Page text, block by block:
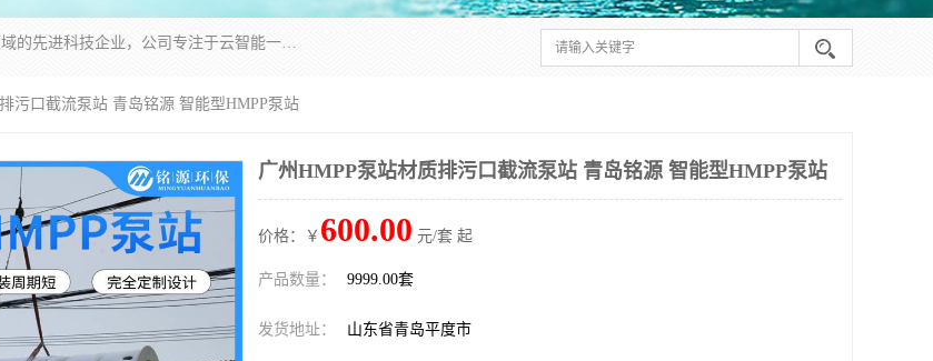
青岛铭源环保科技有限公司是一家专注于环保与智慧水务领域的先进科技企业，公司专注于云智能一体化HMPP预制泵站、智能截流井设备、调蓄池雨洪管理设备、水务循环利用、云智慧水务开发及新型环保技术研发等领域。
污口截流泵站 青岛铭源 智能型HMPP泵站
广州HMPP泵站材质排污口截流泵站 青岛铭源 智能型HMPP泵站
价格：￥ 600.00 元/套 起
产品数量： 9999.00套
发货地址： 山东省青岛平度市